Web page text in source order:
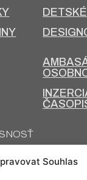
Souhlas